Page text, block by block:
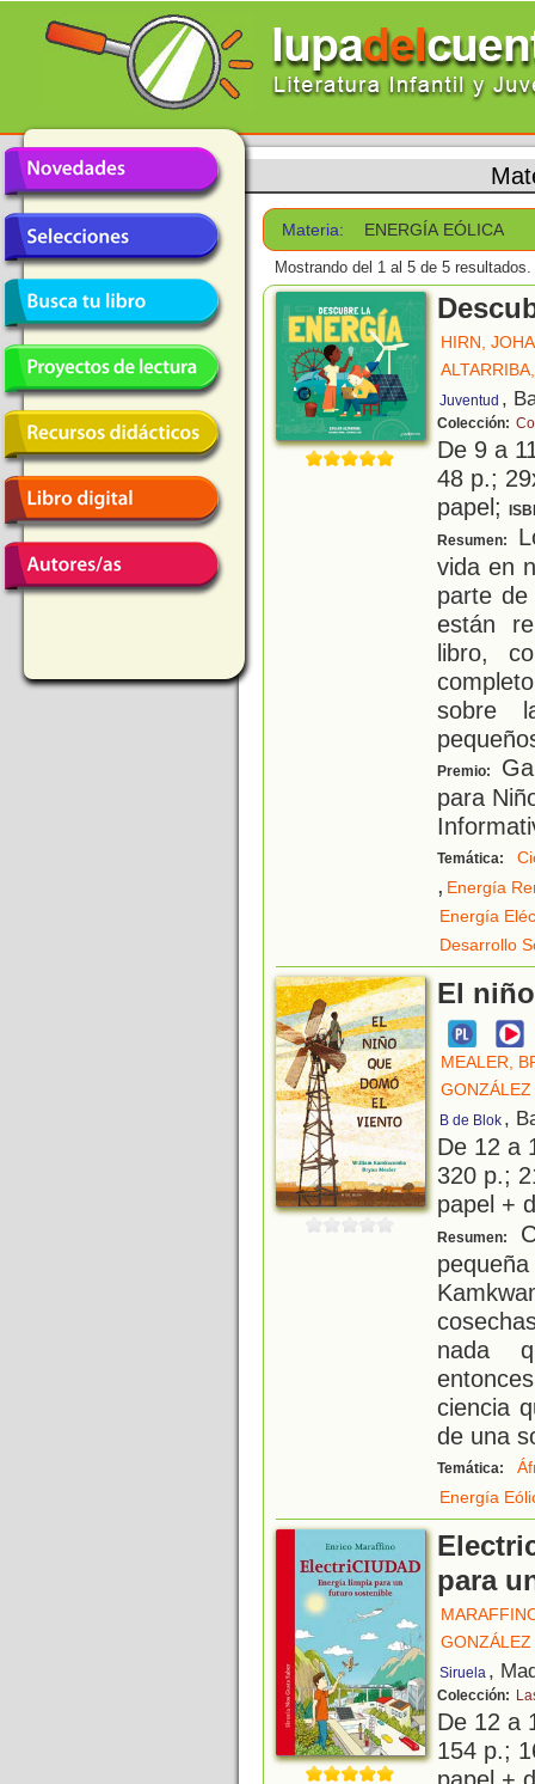
Materia: ENERGÍA EÓLICA
Mostrando del 1 al 5 de 5 resultados.
HIRN,
Juventud ,
Colección:
De 9 a
48 p.;
papel;
Resumen:
vida en
parte
están
libro,
sobre
Premio:
para
Temática:
, Energía
Energía
Desarrollo
El
MEALER,
GONZÁLEZ
B de Blok ,
De 12 a
320 p.;
papel +
Resumen:
nada
ciencia
de una
Temática:
Energía
para
GONZÁLEZ
Siruela ,
Colección:
De 12 a
154 p.;